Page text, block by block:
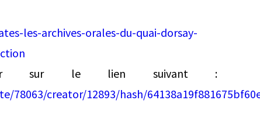
les-archives-orales-du-quai-dorsay-
sur le lien suivant :
78063/creator/12893/hash/